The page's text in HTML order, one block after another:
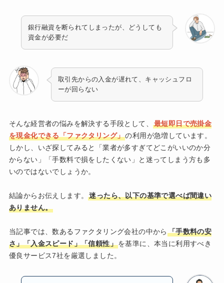
銀行融資を断られてしまったが、どうしても
資金が必要だ
取引先からの入金が遅れて、キャッシュフロ
ーが回らない
そんな経営者の悩みを解決する手段として、
最短即日で売掛金
を現金化できる「ファクタリング」の利用が急増しています。
しかし、いざ探してみると「業者が多すぎてどこがいいのか分
からない」「手数料で損をしたくない」と迷ってしまう方も多
いのではないでしょうか。
結論からお伝えします。迷ったら、以下の基準で選べば間違い
ありません。
当記事では、数あるファクタリング会社の中から 「手数料の安
さ」「入金スピード」「信頼性」を基準に、本当に利用すべき
優良サービス7社を厳選しました。